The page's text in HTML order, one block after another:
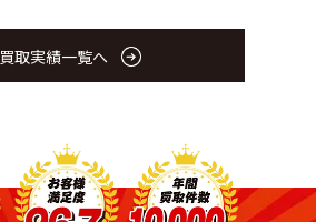
買取実績一覧へ